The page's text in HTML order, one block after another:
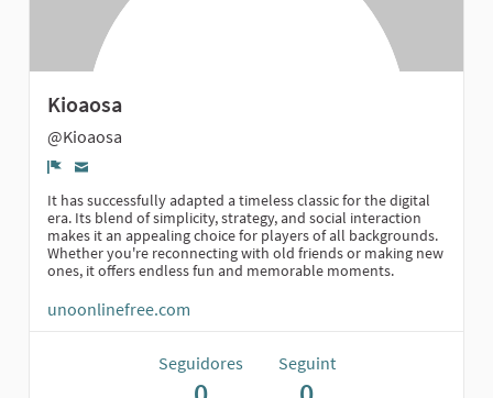
Kioaosa
@Kioaosa
Denúncia
It has successfully adapted a timeless classic for the digital
era. Its blend of simplicity, strategy, and social interaction
makes it an appealing choice for players of all backgrounds.
Whether you're reconnecting with old friends or making new
ones, it offers endless fun and memorable moments.
unoonlinefree.com
Seguidores Seguint